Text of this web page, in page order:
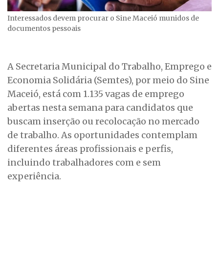
Interessados devem procurar o Sine Maceió munidos de
documentos pessoais
A Secretaria Municipal do Trabalho, Emprego e
Economia Solidária (Semtes), por meio do Sine
Maceió, está com 1.135 vagas de emprego
abertas nesta semana para candidatos que
buscam inserção ou recolocação no mercado
de trabalho. As oportunidades contemplam
diferentes áreas profissionais e perfis,
incluindo trabalhadores com e sem
experiência.